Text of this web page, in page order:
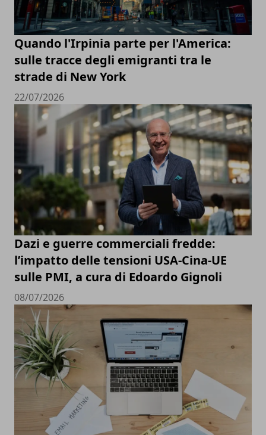
Quando l'Irpinia parte per l'America:
sulle tracce degli emigranti tra le
strade di New York
22/07/2026
Dazi e guerre commerciali fredde:
l’impatto delle tensioni USA-Cina-UE
sulle PMI, a cura di Edoardo Gignoli
08/07/2026